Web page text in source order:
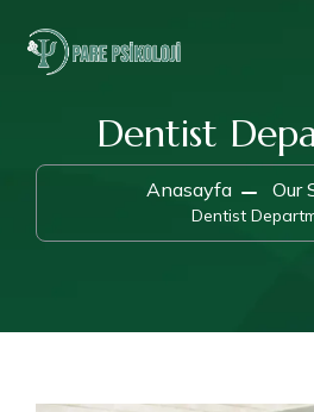
Dentist
Anasayfa Our
Dentist